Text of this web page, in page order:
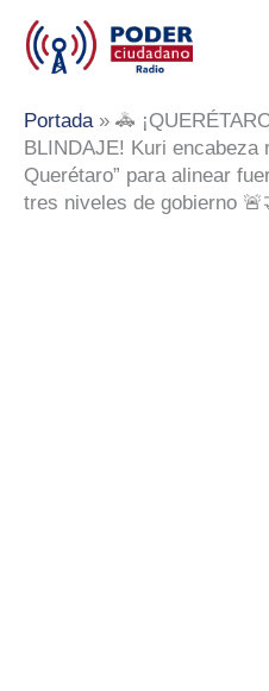
contenido
Portada» 🚓
BLINDAJE! Kuri encabeza
Querétaro” para alinear
tres niveles de gobierno